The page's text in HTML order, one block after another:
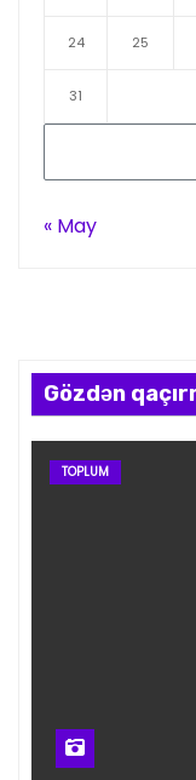
24 25
31
« May
Gözdən
TOPLUM